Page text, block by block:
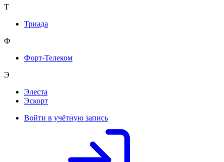
Т
Триада
Ф
Форт-Телеком
Э
Элеста
Эскорт
Войти в учётную запись